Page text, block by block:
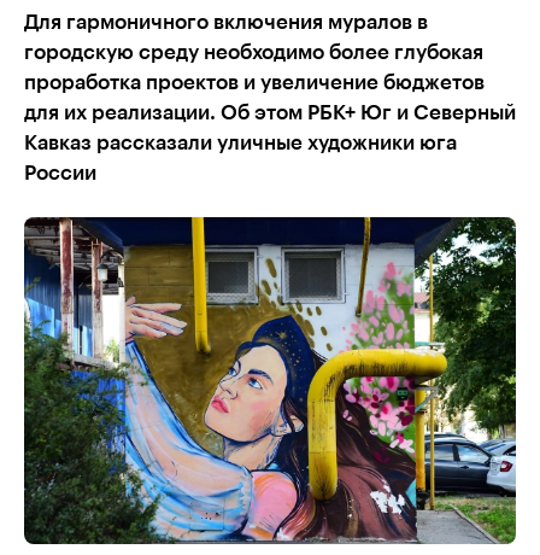
Для гармоничного включения муралов в
городскую среду необходимо более глубокая
проработка проектов и увеличение бюджетов
для их реализации. Об этом РБК+ Юг и Северный
Кавказ рассказали уличные художники юга
России